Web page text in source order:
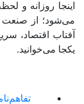
اینجا روزانه و
می‌شود؛ از صنعت و
آفتاب اقتصاد،
یکجا می‌خوانید.